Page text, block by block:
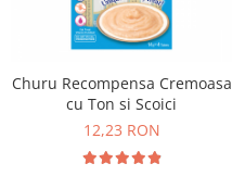
Churu Recompensa Cremoasa
cu Ton si Scoici
12,23 RON